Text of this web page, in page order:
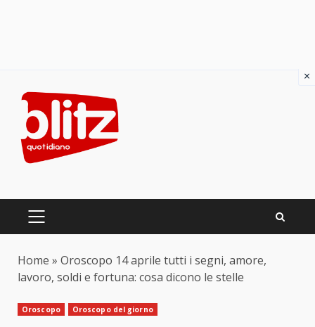
content
PRIMARY
Home » Oroscopo 14 aprile tutti i segni, amore,
lavoro, soldi e fortuna: cosa dicono le stelle
Oroscopo Oroscopo del giorno
×